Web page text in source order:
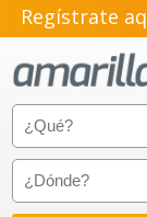
Regístrate